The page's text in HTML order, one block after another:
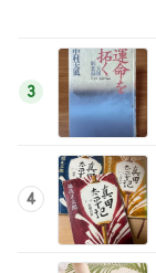
4
5